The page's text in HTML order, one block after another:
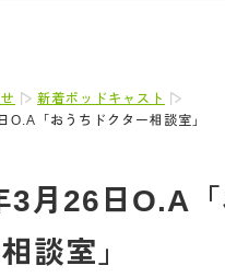
新着ポッドキャスト
O.A「おうちドクター相談室」
3月26日O.A
談室」